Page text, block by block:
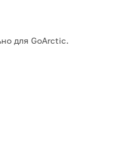
для GoArctic.